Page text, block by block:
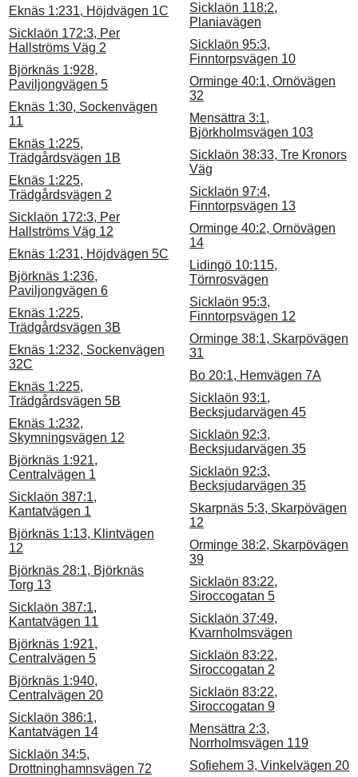
Eknäs 1:231, Höjdvägen 1C
Sicklaön 172:3, Per
Hallströms Väg 2
Björknäs 1:928,
Paviljongvägen 5
Eknäs 1:30, Sockenvägen
11
Eknäs 1:225,
Trädgårdsvägen 1B
Eknäs 1:225,
Trädgårdsvägen 2
Sicklaön 172:3, Per
Hallströms Väg 12
Eknäs 1:231, Höjdvägen 5C
Björknäs 1:236,
Paviljongvägen 6
Eknäs 1:225,
Trädgårdsvägen 3B
Eknäs 1:232, Sockenvägen
32C
Eknäs 1:225,
Trädgårdsvägen 5B
Eknäs 1:232,
Skymningsvägen 12
Björknäs 1:921,
Centralvägen 1
Sicklaön 387:1,
Kantatvägen 1
Björknäs 1:13, Klintvägen
12
Björknäs 28:1, Björknäs
Torg 13
Sicklaön 387:1,
Kantatvägen 11
Björknäs 1:921,
Centralvägen 5
Björknäs 1:940,
Centralvägen 20
Sicklaön 386:1,
Kantatvägen 14
Sicklaön 34:5,
Drottninghamnsvägen 72
Sicklaön 118:2,
Planiavägen
Sicklaön 95:3,
Finntorpsvägen 10
Orminge 40:1, Ornövägen
32
Mensättra 3:1,
Björkholmsvägen 103
Sicklaön 38:33, Tre Kronors
Väg
Sicklaön 97:4,
Finntorpsvägen 13
Orminge 40:2, Ornövägen
14
Lidingö 10:115,
Törnrosvägen
Sicklaön 95:3,
Finntorpsvägen 12
Orminge 38:1, Skarpövägen
31
Bo 20:1, Hemvägen 7A
Sicklaön 93:1,
Becksjudarvägen 45
Sicklaön 92:3,
Becksjudarvägen 35
Sicklaön 92:3,
Becksjudarvägen 35
Skarpnäs 5:3, Skarpövägen
12
Orminge 38:2, Skarpövägen
39
Sicklaön 83:22,
Siroccogatan 5
Sicklaön 37:49,
Kvarnholmsvägen
Sicklaön 83:22,
Siroccogatan 2
Sicklaön 83:22,
Siroccogatan 9
Mensättra 2:3,
Norrholmsvägen 119
Sofiehem 3, Vinkelvägen 20